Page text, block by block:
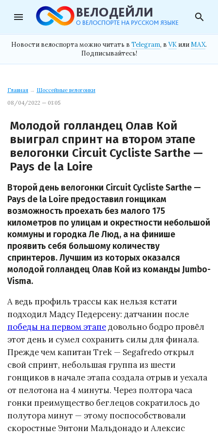
menu search
Новости велоспорта можно читать в Telegram, в VK илиMAX.
Подписывайтесь!
Главная → Шоссейные велогонки
08/04/2022 — 01:05
Молодой голландец Олав Кой
выиграл спринт на втором этапе
велогонки Circuit Cycliste Sarthe —
Pays de la Loire
Второй день велогонки Circuit Cycliste Sarthe —
Pays de la Loire предоставил гонщикам
возможность проехать без малого 175
километров по улицам и окрестности небольшой
коммуны и городка Ле Люд, а на финише
проявить себя большому количеству
спринтеров. Лучшим из которых оказался
молодой голландец Олав Кой из команды Jumbo-
Visma.
А ведь профиль трассы как нельзя кстати
подходил Мадсу Педерсену: датчанин после
победы на первом этапедовольно бодро провёл
этот день и сумел сохранить силы для финала.
Прежде чем капитан Trek — Segafredo открыл
свой спринт, небольшая группа из шести
гонщиков в начале этапа создала отрыв и уехала
от пелотона на 4 минуты. Через полтора часа
гонки преимущество беглецов сократилось до
полутора минут — этому поспособствовали
скоростные Энтони Мальдонадо и Алексис